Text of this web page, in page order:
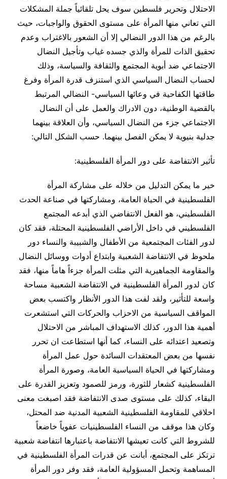
الاحتلال وتحرير فلسطين سوف يحل تلقائياً جملة المشكلات
التي تعاني منها المرأة على مستوى الحقوق والواجبات، حيث
بالرغم من هذا الدور النضالي إلا أن الشعور بالاغتراب وعدم
تحقيق الذات للمرأة والذي جسده غياب وتأجيل النضال
الاجتماعي ضد أبوية المجتمع والثقافة والسياسة، وذلك
لحساب النضال السياسي الذي استنزف قدرة المرأة وفرغ
طاقتها الكفاحية في وعائها السياسي- النضالي المرتبط
بالقضية الوطنية، دون الادراك والعمل على أن النضال
الاجتماعي جزء من النضال السياسي، وأن العلاقة بينهما
جدلية بنيوية لا يمكن الفصل بينهما. حسب الشكل التالي:
تأثير الانتفاضة على دور المرأة الفلسطينية:
خير ما يمكن التدليل من خلاله على مشاركة المرأة
الفلسطينية في الحياة العامة، ومشاركتها في صناعة الحدث
الفلسطيني، هو الفعل الانتفاضي الذي أبدعه المجتمع
الفلسطيني في داخل الأراضي الفلسطينية المحتلة، فقد كان
لدور الفئات المجتمعية من الأطفال والشبيبة والنساء دور
ملحوظ في الانتفاضة الشعبية وابتداع أدوات ووسائل النضال
والمقاومة الجماهيرية التي مثلت المرأة جزءاً هاماً منها، فقد
كان لدور المرأة الفلسطينية في الانتفاضة الشعبية مساحة
واسعة للتأثير، ولقد لفت هذا الدور الأنظار واكتسب بعض
المواقف السياسية من الاحزاب والحركات التي استشعرت
أهمية هذا الدور، كذلك الاستهداف المباشر من الاحتلال
وتصعيد اعتدائه على النساء، كما أنها استطاعت ان تحرر
نفسها من بعض المعتقدات السائدة حول عمل المرأة
ومشاركتها في الحياة السياسية العامة، وصورة المرأة
الفلسطينية كشعار للثورة، ورمز للصمود وتعزيز القدرة على
البقاء، كذلك على مستوى صدى الانتفاضة فقد اصبغت معنى
اخلاقي للمقاومة الفلسطينية الشعبية المدنية ضد المحتل،
وكان هذا موقف من النساء الفلسطينيات عفوياً خاضعاً
للشروط التي كانت تعيشها الانتفاضة باعتبارها انتفاضة شعبية
ترتكز على المجتمع، أبانت عن قدرات المرأة الفلسطينية في
المساهمة وتحمل المسؤولية العامة، فقد وفر دور المرأة